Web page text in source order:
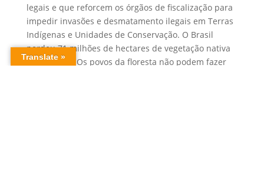
legais e que reforcem os órgãos de fiscalização para
impedir invasões e desmatamento ilegais em Terras
Indígenas e Unidades de Conservação. O Brasil
perdeu 71 milhões de hectares de vegetação nativa
em 30 anos. Os povos da floresta não podem fazer